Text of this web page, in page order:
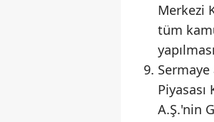
Merkezi
tüm
A.Ş.'nin